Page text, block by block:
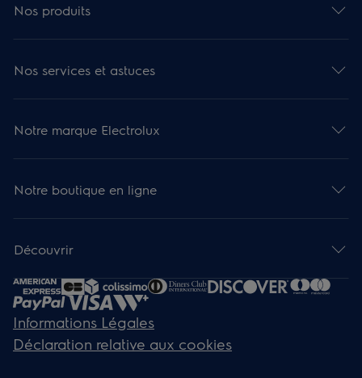
Nos produits
Nos services et astuces
Notre marque Electrolux
Notre boutique en ligne
Découvrir
Informations Légales
Déclaration relative aux cookies